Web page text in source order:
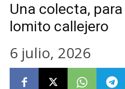
Una colecta,
lomito callejero
6 julio, 2026